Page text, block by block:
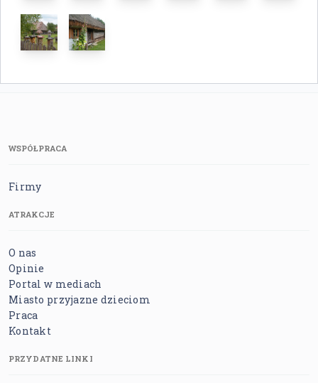
WSPÓŁPRACA
Firmy
ATRAKCJE
O nas
Opinie
Portal w mediach
Miasto przyjazne dzieciom
Praca
Kontakt
PRZYDATNE LINKI